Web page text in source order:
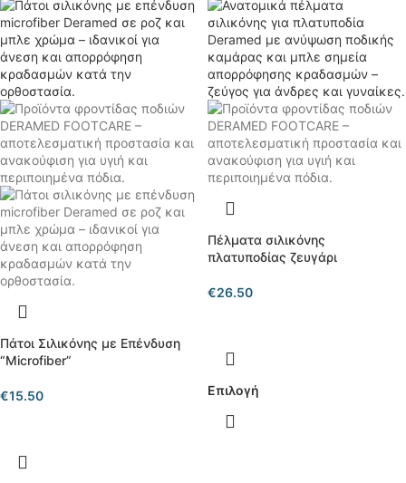
Πάτοι Σιλικόνης με Επένδυση
“Microfiber”
€15.50
Πέλματα σιλικόνης
πλατυποδίας ζευγάρι
€26.50
Επιλογή